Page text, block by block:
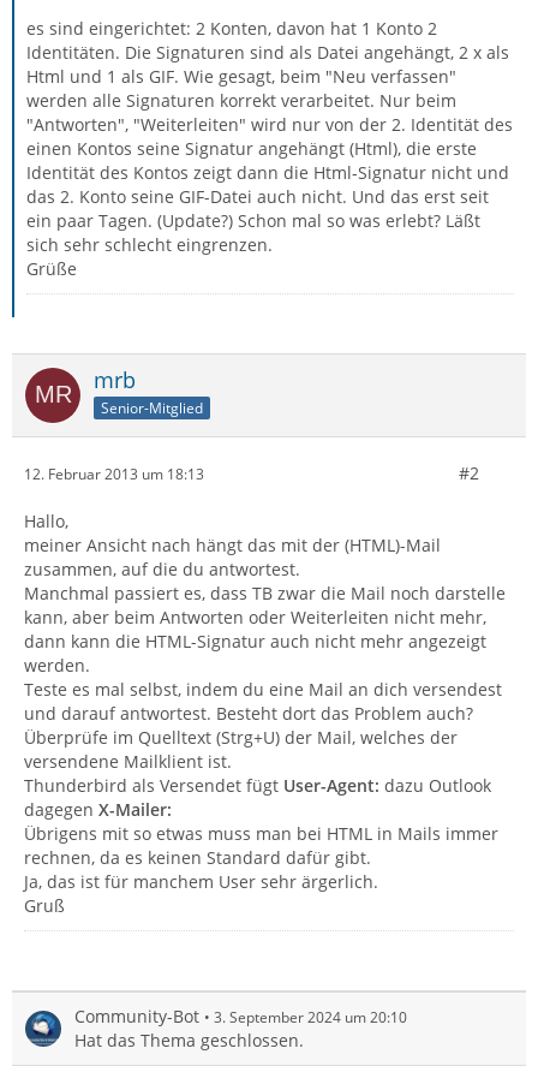
es sind eingerichtet: 2 Konten, davon hat 1 Konto 2
Identitäten. Die Signaturen sind als Datei angehängt, 2 x als
Html und 1 als GIF. Wie gesagt, beim "Neu verfassen"
werden alle Signaturen korrekt verarbeitet. Nur beim
"Antworten", "Weiterleiten" wird nur von der 2. Identität des
einen Kontos seine Signatur angehängt (Html), die erste
Identität des Kontos zeigt dann die Html-Signatur nicht und
das 2. Konto seine GIF-Datei auch nicht. Und das erst seit
ein paar Tagen. (Update?) Schon mal so was erlebt? Läßt
sich sehr schlecht eingrenzen.
Grüße
mrb
Senior-Mitglied
12. Februar 2013 um 18:13 #2
Hallo,
meiner Ansicht nach hängt das mit der (HTML)-Mail
zusammen, auf die du antwortest.
Manchmal passiert es, dass TB zwar die Mail noch darstelle
kann, aber beim Antworten oder Weiterleiten nicht mehr,
dann kann die HTML-Signatur auch nicht mehr angezeigt
werden.
Teste es mal selbst, indem du eine Mail an dich versendest
und darauf antwortest. Besteht dort das Problem auch?
Überprüfe im Quelltext (Strg+U) der Mail, welches der
versendene Mailklient ist.
Thunderbird als Versendet fügt User-Agent: dazu Outlook
dagegen X-Mailer:
Übrigens mit so etwas muss man bei HTML in Mails immer
rechnen, da es keinen Standard dafür gibt.
Ja, das ist für manchem User sehr ärgerlich.
Gruß
Community-Bot 3. September 2024 um 20:10
Hat das Thema geschlossen.